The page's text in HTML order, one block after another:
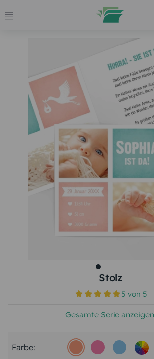
Stolz
5 von 5
Gesamte Serie anzeigen
Farbe: